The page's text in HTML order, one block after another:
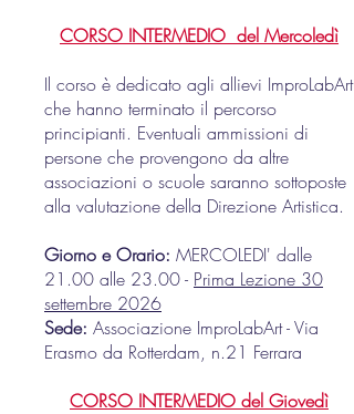
CORSO INTERMEDIO del Mercoledì
Il corso è dedicato agli allievi ImproLabArt
che hanno terminato il percorso
principianti. Eventuali ammissioni di
persone che provengono da altre
associazioni o scuole saranno sottoposte
alla valutazione della Direzione Artistica.
Giorno e Orario: MERCOLEDI' dalle
21.00 alle 23.00 - Prima Lezione 30
settembre 2026
Sede: Associazione ImproLabArt -Via
Erasmo da Rotterdam, n.21 Ferrara
CORSO INTERMEDIO del Giovedì